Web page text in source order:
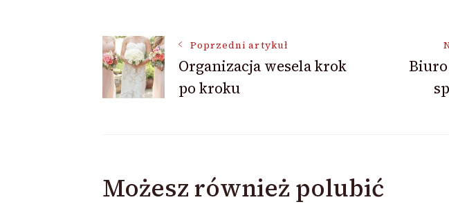
Nawigacja
wpisu
Poprzedni artykuł
Organizacja wesela krok
po kroku
Możesz również polubić